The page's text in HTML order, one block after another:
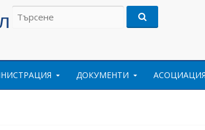
Търсене
ДОКУМЕНТИ